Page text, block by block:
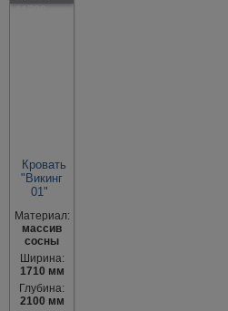
Кровать
"Викинг
01"
Материал:
массив
сосны
Ширина:
1710 мм
Глубина:
2100 мм